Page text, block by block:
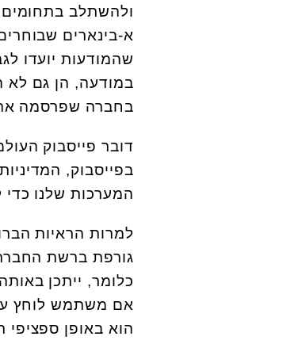
ולהשתלב
א-בינארים
שהמודעות יועדו
במודעה, הן גם לא
בחברה שפרסמה
דובר פייסבוק
בפייסבוק,
המערכות שלנו כדי
למרות הראיות
גורפת ברשת
כלומר, ייתכן
אם משתמש לוחץ
הוא באופן